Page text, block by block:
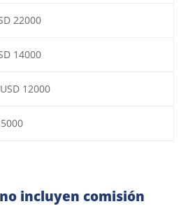
22000
14000
USD 12000
incluyen comisión